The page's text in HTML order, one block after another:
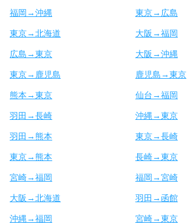
福岡→沖縄 東京→広島
東京→北海道 大阪→福岡
広島→東京 大阪→沖縄
東京→鹿児島 鹿児島→東京
熊本→東京 仙台→福岡
羽田→長崎 沖縄→東京
羽田→熊本 東京→長崎
東京→熊本 長崎→東京
宮崎→福岡 福岡→宮崎
大阪→北海道 羽田→函館
沖縄→福岡 宮崎→東京